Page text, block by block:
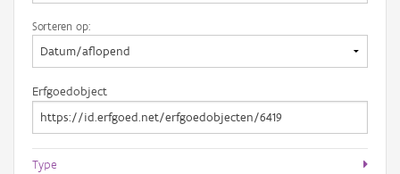
Sorteren op:
Erfgoedobject
Type